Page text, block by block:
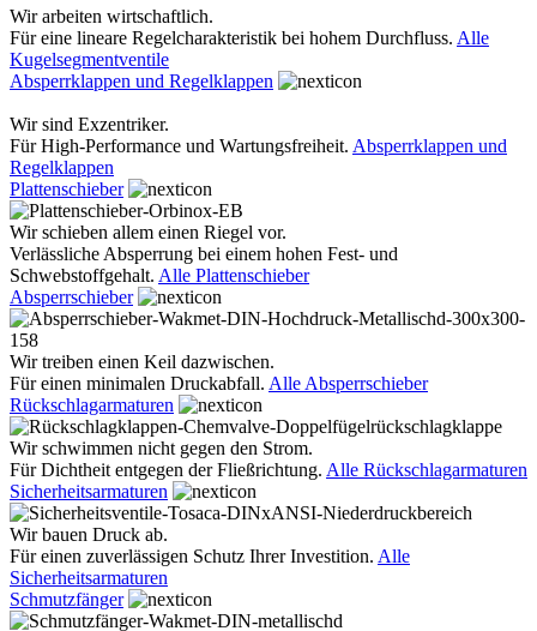
Wir arbeiten wirtschaftlich.
Für eine lineare Regelcharakteristik bei hohem Durchfluss. Alle
Kugelsegmentventile
Absperrklappen und Regelklappen
Wir sind Exzentriker.
Für High-Performance und Wartungsfreiheit. Absperrklappen und
Regelklappen
Plattenschieber
Wir schieben allem einen Riegel vor.
Verlässliche Absperrung bei einem hohen Fest- und
Schwebstoffgehalt. Alle Plattenschieber
Absperrschieber
Wir treiben einen Keil dazwischen.
Für einen minimalen Druckabfall. Alle Absperrschieber
Rückschlagarmaturen
Wir schwimmen nicht gegen den Strom.
Für Dichtheit entgegen der Fließrichtung. Alle Rückschlagarmaturen
Sicherheitsarmaturen
Wir bauen Druck ab.
Für einen zuverlässigen Schutz Ihrer Investition. Alle
Sicherheitsarmaturen
Schmutzfänger